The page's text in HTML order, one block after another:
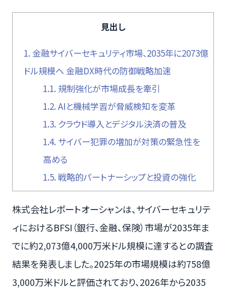
見出し
1. 金融サイバーセキュリティ市場、2035年に2073億
ドル規模へ 金融DX時代の防御戦略加速
1.1. 規制強化が市場成長を牽引
1.2. AIと機械学習が脅威検知を変革
1.3. クラウド導入とデジタル決済の普及
1.4. サイバー犯罪の増加が対策の緊急性を
高める
1.5. 戦略的パートナーシップと投資の強化
株式会社レポートオーシャンは、サイバーセキュリテ
ィにおけるBFSI（銀行、金融、保険）市場が2035年ま
でに約2,073億4,000万米ドル規模に達するとの調査
結果を発表しました。2025年の市場規模は約758億
3,000万米ドルと評価されており、2026年から2035